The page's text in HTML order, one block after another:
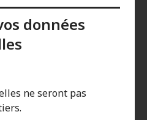
données
ne seront pas